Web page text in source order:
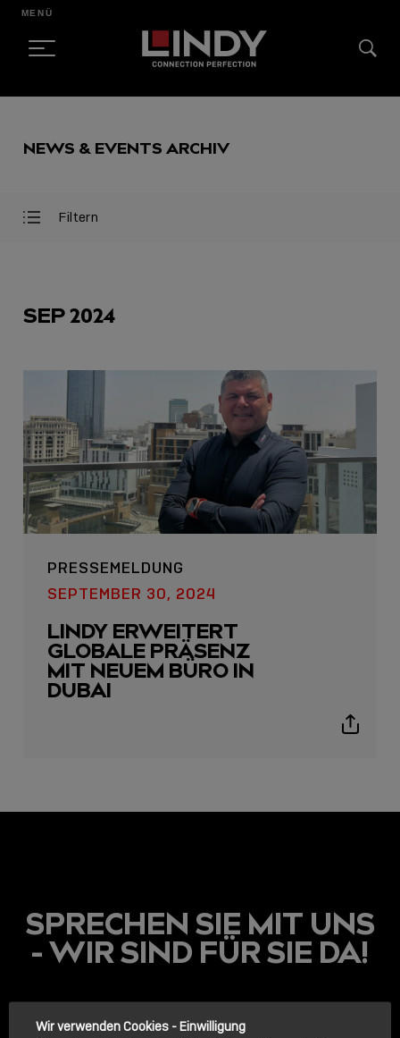
CONTENT
MENÜ
NEWS & EVENTS ARCHIV
Filter
Filter
Filtern
AUSGEWÄHLT
USB C
USB-C ÜBER LANGE
DISTANZEN: AKTIVE
USB-C-KABEL FÜR
STABILE 10 GBIT/S BIS
LINDY ACADEMY
SEP 2024
PRESSEMELDUNG
SEPTEMBER 30, 2024
LINDY ERWEITERT
GLOBALE PRÄSENZ
MIT NEUEM BÜRO IN
DUBAI
Show
SPRECHEN SIE MIT UNS
- WIR SIND FÜR SIE DA!
Wir verwenden Cookies - Einwilligung